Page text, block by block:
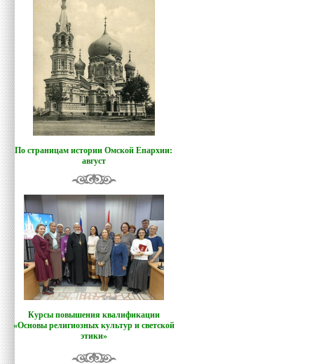
По страницам истории Омской Епархии:
август
Курсы повышения квалификации
«Основы религиозных культур и светской
этики»